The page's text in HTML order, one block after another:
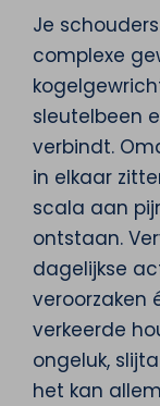
Je
complexe
sleutelbeen
verbindt.
in elkaar
scala aan
ontstaan.
dagelijkse
veroorzaken
verkeerde
ongeluk,
het kan